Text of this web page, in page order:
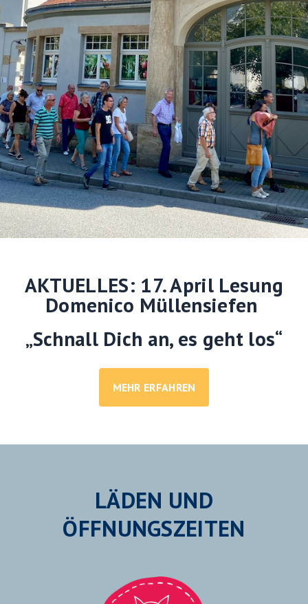
AKTUELLES: 17. April Lesung
Domenico Müllensiefen
„Schnall Dich an, es geht los“
MEHR ERFAHREN
LÄDEN UND
ÖFFNUNGSZEITEN